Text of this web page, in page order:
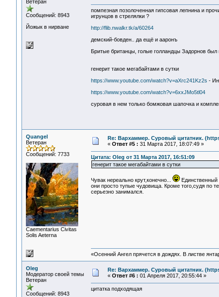
Ветеран
Сообщений: 8943
Йожык в нирване
помпезная позолоченная гипсовая лепнина и
игрунцов в стрелялки ?
http://flib.nwalkr.tk/a/60264
демский-бовден.. да ещё и ааронъ
Бритые британцы, голые голландцы Задорнов был
генерит такое мегабайтами в сутки
https://www.youtube.com/watch?v=aXrc241Kz2s -
https://www.youtube.com/watch?v=6xxJMo5tl04
суровая в нем только бомжовая шапочка и
Quangel
Ветеран
Сообщений: 7733
Сaementarius Civitas
Solis Aeterna
Re: Вархаммер. Суровый цитатник.
« Ответ #5 : 31 Марта 2017, 18:07:49 »
Цитата: Oleg от 31 Марта 2017, 16:51:09
генерит такое мегабайтами в сутки
Чувак нереально крут,конечно...
Единственный
они просто тупые чудовища. Кроме того,судя по
серьезно занимался.
«Осенний Ангел прячется в дождях. В листве
Oleg
Модератор своей темы
Ветеран
Сообщений: 8943
Re: Вархаммер. Суровый цитатник.
« Ответ #6 : 01 Апреля 2017, 20:55:44 »
цитатка подходящая